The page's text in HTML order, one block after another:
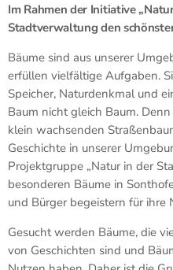
Im Rahmen der Initiative
Stadtverwaltung den
Bäume sind aus unserer
erfüllen vielfältige Aufgaben.
Speicher, Naturdenkmal und
Baum nicht gleich Baum.
klein wachsenden
Geschichte in unserer
Projektgruppe „Natur in der
besonderen Bäume in
und Bürger begeistern für ihre
Gesucht werden Bäume, die
von Geschichten sind und